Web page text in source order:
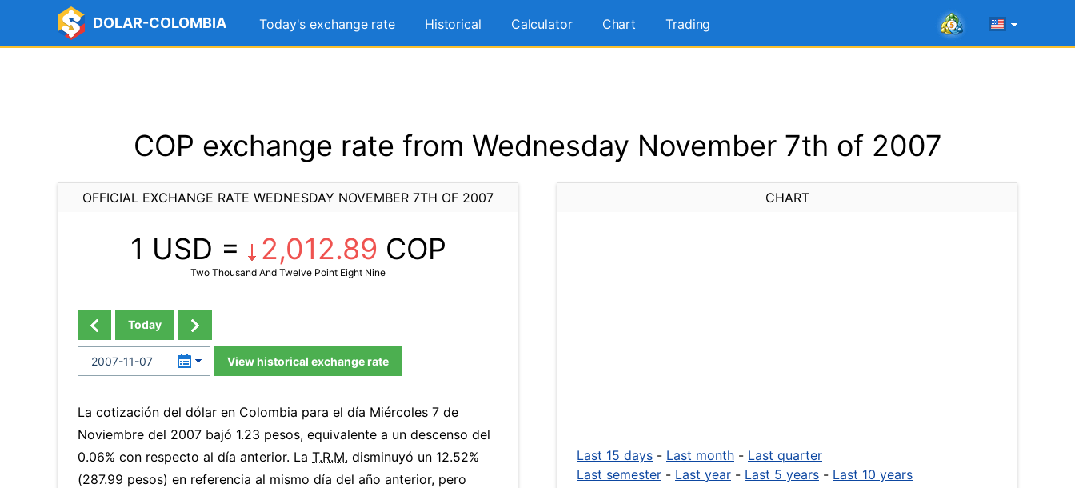
DOLAR-COLOMBIA Today's exchange rate Historical Calculator Chart Trading
COP exchange rate from Wednesday November 7th of 2007
OFFICIAL EXCHANGE RATE WEDNESDAY NOVEMBER 7TH OF 2007
1 USD = 2,012.89 COP
Two Thousand And Twelve Point Eight Nine
Today
View historical exchange rate
La cotización del dólar en Colombia para el día Miércoles 7 de
Noviembre del 2007 bajó 1.23 pesos, equivalente a un descenso del
0.06% con respecto al día anterior. La T.R.M. disminuyó un 12.52%
(287.99 pesos) en referencia al mismo día del año anterior, pero
CHART
Last 15 days - Last month - Last quarter
Last semester - Last year - Last 5 years - Last 10 years